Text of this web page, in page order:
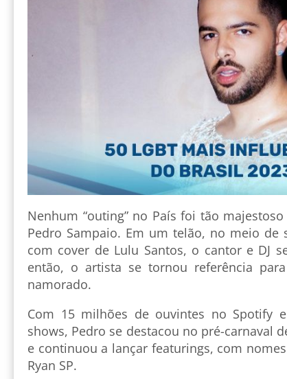
Nenhum “outing” no País foi tão
Pedro Sampaio. Em um telão, no meio de
com cover de Lulu Santos, o cantor e DJ
então, o artista se tornou referência
namorado.
Com 15 milhões de ouvintes no Spotify
shows, Pedro se destacou no pré-carnaval
e continuou a lançar featurings, com
Ryan SP.